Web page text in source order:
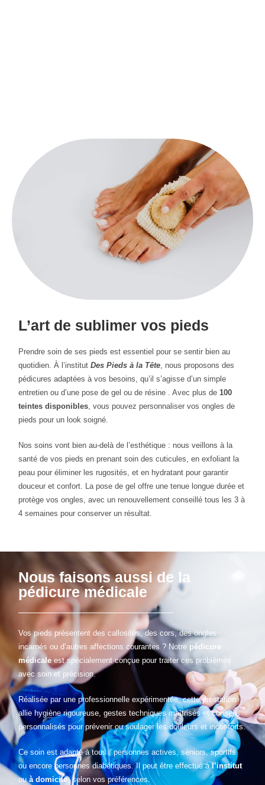
L’art de sublimer vos pieds
Prendre soin de ses pieds est essentiel pour se sentir bien au
quotidien. À l’institutDes Pieds à la Tête, nous proposons des
pédicures adaptées à vos besoins, qu’il s’agisse d’un simple
entretien ou d’une pose de gel ou de résine . Avec plus de100
teintes disponibles, vous pouvez personnaliser vos ongles de
pieds pour un look soigné.
Nos soins vont bien au-delà de l’esthétique : nous veillons à la
santé de vos pieds en prenant soin des cuticules, en exfoliant la
peau pour éliminer les rugosités, et en hydratant pour garantir
douceur et confort. La pose de gel offre une tenue longue durée et
protège vos ongles, avec un renouvellement conseillé tous les 3 à
4 semaines pour conserver un résultat.
Nous faisons aussi de la
pédicure médicale
Vos pieds présentent des callosités, des cors, des ongles
incarnés ou d’autres affections courantes ? Notre pédicure
médicaleest spécialement conçue pour traiter ces problèmes
avec soin et précision.
Réalisée par une professionnelle expérimentée, cette prestation
allie hygiène rigoureuse, gestes techniques maîtrisés et conseils
personnalisés pour prévenir ou soulager les douleurs et inconforts.
Ce soin est adapté à tous : personnes actives, séniors, sportifs
ou encore personnes diabétiques. Il peut être effectué àl’institut
ouà domicile, selon vos préférences.